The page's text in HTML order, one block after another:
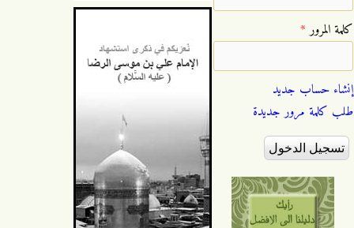
‏كلمة المرور ‏*
إنشاء حساب جديد
طلب كلمة مرور جديدة